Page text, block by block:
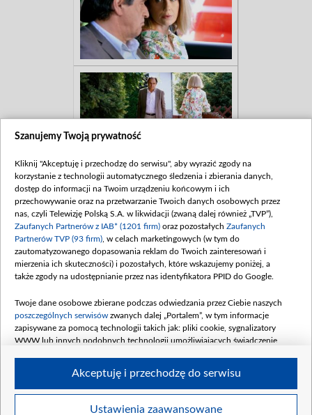
regulamin tvp.pl pomoc polityka prywatności
Szanujemy Twoją prywatność
Kliknij "Akceptuję i przechodzę do serwisu", aby wyrazić zgody na
korzystanie z technologii automatycznego śledzenia i zbierania danych,
dostęp do informacji na Twoim urządzeniu końcowym i ich
przechowywanie oraz na przetwarzanie Twoich danych osobowych przez
nas, czyli Telewizję Polską S.A. w likwidacji (zwaną dalej również „TVP”),
Zaufanych Partnerów z IAB* (1201 firm) oraz pozostałych Zaufanych
Partnerów TVP (93 firm) , w celach marketingowych (w tym do
zautomatyzowanego dopasowania reklam do Twoich zainteresowań i
mierzenia ich skuteczności) i pozostałych, które wskazujemy poniżej, a
także zgody na udostępnianie przez nas identyfikatora PPID do Google.
Twoje dane osobowe zbierane podczas odwiedzania przez Ciebie naszych
poszczególnych serwisów zwanych dalej „Portalem”, w tym informacje
zapisywane za pomocą technologii takich jak: pliki cookie, sygnalizatory
WWW lub innych podobnych technologii umożliwiających świadczenie
Twoje dane osobowe zbierane podczas odwiedzania przez Ciebie
Ustawienia zaawansowane
Akceptuję i przechodzę do serwisu